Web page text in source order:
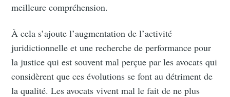
meilleure compréhension.
À cela s’ajoute l’augmentation de l’activité
juridictionnelle et une recherche de performance pour
la justice qui est souvent mal perçue par les avocats qui
considèrent que ces évolutions se font au détriment de
la qualité. Les avocats vivent mal le fait de ne plus